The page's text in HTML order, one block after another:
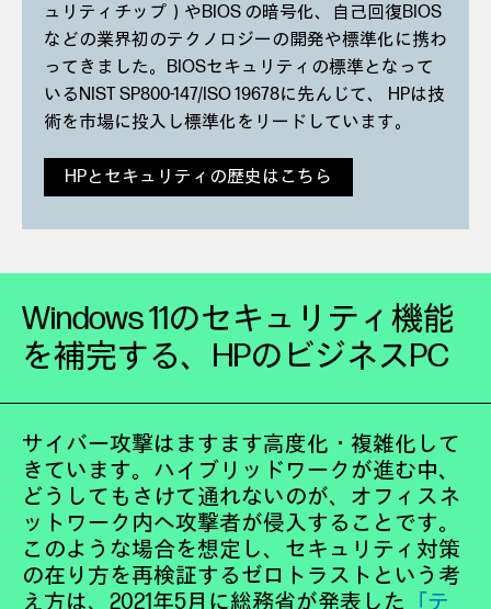
ュリティチップ）やBIOS の暗号化、自己回復BIOS
などの業界初のテクノロジーの開発や標準化に携わ
ってきました。BIOSセキュリティの標準となって
いるNIST SP800-147/ISO 19678に先んじて、 HPは技
術を市場に投入し標準化をリードしています。
HPとセキュリティの歴史はこちら
Windows 11のセキュリティ機能
を補完する、 HPのビジネスPC
サイバー攻撃はますます高度化・複雑化して
きています。ハイブリッドワークが進む中、
どうしてもさけて通れないのが、オフィスネ
ットワーク内へ攻撃者が侵入することです。
このような場合を想定し、セキュリティ対策
の在り方を再検証するゼロトラストという考
え方は、2021年5月に総務省が発表した 「テ